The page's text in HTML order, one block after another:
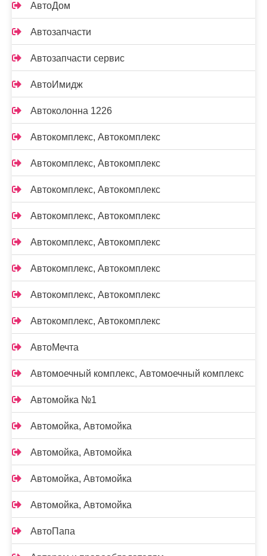
АвтоДом
Автозапчасти
Автозапчасти сервис
АвтоИмидж
Автоколонна 1226
Автокомплекс, Автокомплекс
Автокомплекс, Автокомплекс
Автокомплекс, Автокомплекс
Автокомплекс, Автокомплекс
Автокомплекс, Автокомплекс
Автокомплекс, Автокомплекс
Автокомплекс, Автокомплекс
Автокомплекс, Автокомплекс
АвтоМечта
Автомоечный комплекс, Автомоечный комплекс
Автомойка №1
Автомойка, Автомойка
Автомойка, Автомойка
Автомойка, Автомойка
Автомойка, Автомойка
АвтоПапа